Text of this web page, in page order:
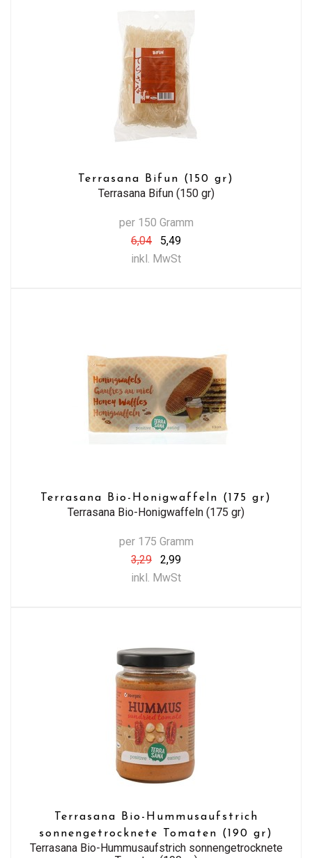
Terrasana Bifun (150 gr)
Terrasana Bifun (150 gr)
per 150 Gramm
6,04
5,49
inkl. MwSt
Terrasana Bio-Honigwaffeln (175 gr)
Terrasana Bio-Honigwaffeln (175 gr)
per 175 Gramm
3,29
2,99
inkl. MwSt
Terrasana Bio-Hummusaufstrich
sonnengetrocknete Tomaten (190 gr)
Terrasana Bio-Hummusaufstrich sonnengetrocknete